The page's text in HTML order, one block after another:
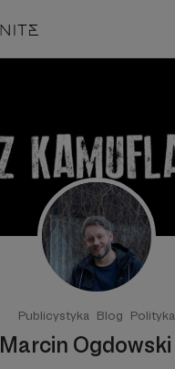
Publicystyka Blog Polityka
Marcin Ogdowski